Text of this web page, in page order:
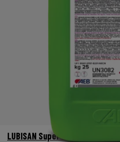
LUBISAN Super Dry